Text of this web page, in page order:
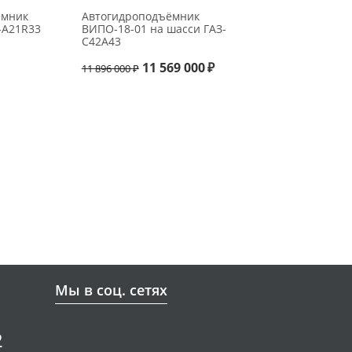
Автогидроподъёмник
ВИПО-18-01 на шасси ГАЗ-
C42А43
11 896 000₽ 11 569 000₽
Мы в соц. сетях